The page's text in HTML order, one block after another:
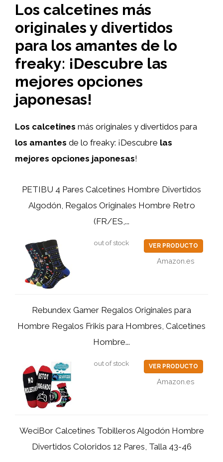
Los calcetines más
originales y divertidos
para los amantes de lo
freaky: ¡Descubre las
mejores opciones
japonesas!
Los calcetines más originales y divertidos para
los amantes de lo freaky: ¡Descubre las
mejores opciones japonesas!
PETIBU 4 Pares Calcetines Hombre Divertidos
Algodón, Regalos Originales Hombre Retro
(FR/ES,...
out of stock VER PRODUCTO
Amazon.es
Rebundex Gamer Regalos Originales para
Hombre Regalos Frikis para Hombres, Calcetines
Hombre...
out of stock VER PRODUCTO
Amazon.es
WeciBor Calcetines Tobilleros Algodón Hombre
Divertidos Coloridos 12 Pares, Talla 43-46